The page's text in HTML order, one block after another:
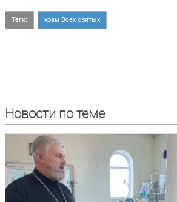
Теги: храм Всех святых
Новости по теме